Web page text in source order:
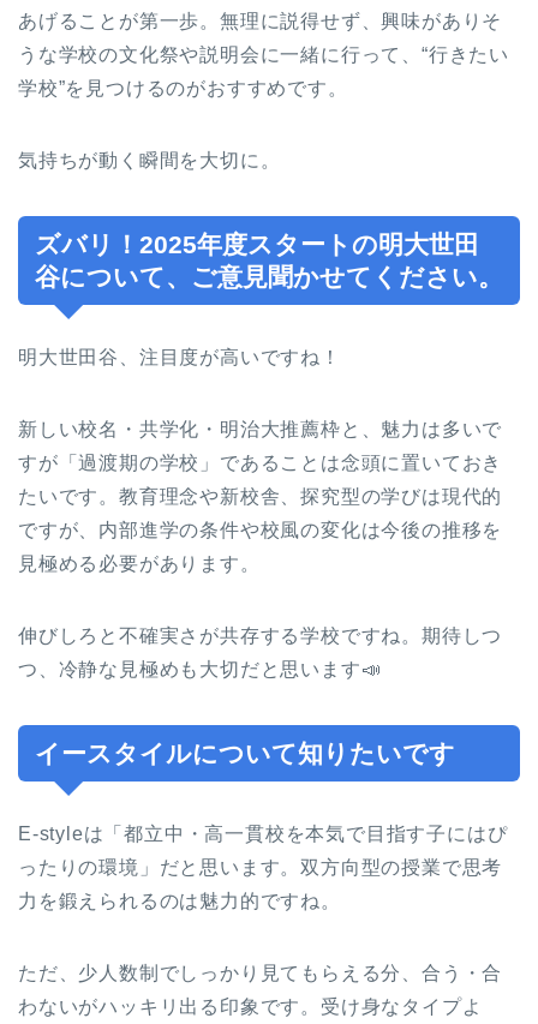
あげることが第一歩。無理に説得せず、興味がありそ
うな学校の文化祭や説明会に一緒に行って、“行きたい
学校”を見つけるのがおすすめです。
気持ちが動く瞬間を大切に。
ズバリ！2025年度スタートの明大世田
谷について、ご意見聞かせてください。
明大世田谷、注目度が高いですね！
新しい校名・共学化・明治大推薦枠と、魅力は多いで
すが「過渡期の学校」であることは念頭に置いておき
たいです。教育理念や新校舎、探究型の学びは現代的
ですが、内部進学の条件や校風の変化は今後の推移を
見極める必要があります。
伸びしろと不確実さが共存する学校ですね。期待しつ
つ、冷静な見極めも大切だと思います📣
イースタイルについて知りたいです
E-styleは「都立中・高一貫校を本気で目指す子にはぴ
ったりの環境」だと思います。双方向型の授業で思考
力を鍛えられるのは魅力的ですね。
ただ、少人数制でしっかり見てもらえる分、合う・合
わないがハッキリ出る印象です。受け身なタイプよ